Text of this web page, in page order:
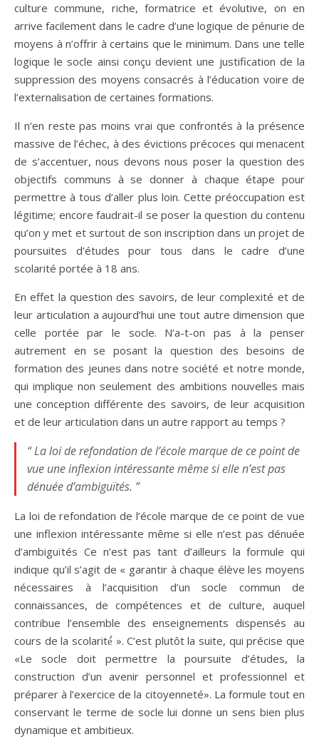
culture commune, riche, formatrice et évolutive, on en
arrive facilement dans le cadre d’une logique de pénurie de
moyens à n’offrir à certains que le minimum. Dans une telle
logique le socle ainsi conçu devient une justification de la
suppression des moyens consacrés à l’éducation voire de
l’externalisation de certaines formations.
Il n’en reste pas moins vrai que confrontés à la présence
massive de l’échec, à des évictions précoces qui menacent
de s’accentuer, nous devons nous poser la question des
objectifs communs à se donner à chaque étape pour
permettre à tous d’aller plus loin. Cette préoccupation est
légitime; encore faudrait-il se poser la question du contenu
qu’on y met et surtout de son inscription dans un projet de
poursuites d’études pour tous dans le cadre d’une
scolarité portée à 18 ans.
En effet la question des savoirs, de leur complexité et de
leur articulation a aujourd’hui une tout autre dimension que
celle portée par le socle. N’a-t-on pas à la penser
autrement en se posant la question des besoins de
formation des jeunes dans notre société et notre monde,
qui implique non seulement des ambitions nouvelles mais
une conception différente des savoirs, de leur acquisition
et de leur articulation dans un autre rapport au temps ?
“ La loi de refondation de l’école marque de ce point de
vue une inflexion intéressante même si elle n’est pas
dénuée d’ambiguïtés. ”
La loi de refondation de l’école marque de ce point de vue
une inflexion intéressante même si elle n’est pas dénuée
d’ambiguïtés Ce n’est pas tant d’ailleurs la formule qui
indique qu’il s’agit de « garantir à chaque élève les moyens
nécessaires à l’acquisition d’un socle commun de
connaissances, de compétences et de culture, auquel
contribue l’ensemble des enseignements dispensés au
cours de la scolarité́ ». C’est plutôt la suite, qui précise que
«Le socle doit permettre la poursuite d’études, la
construction d’un avenir personnel et professionnel et
préparer à l’exercice de la citoyenneté». La formule tout en
conservant le terme de socle lui donne un sens bien plus
dynamique et ambitieux.